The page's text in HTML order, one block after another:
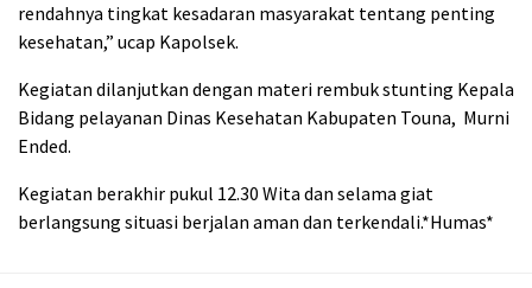
rendahnya tingkat kesadaran masyarakat tentang penting
kesehatan,” ucap Kapolsek.
Kegiatan dilanjutkan dengan materi rembuk stunting Kepala
Bidang pelayanan Dinas Kesehatan Kabupaten Touna, Murni
Ended.
Kegiatan berakhir pukul 12.30 Wita dan selama giat
berlangsung situasi berjalan aman dan terkendali.*Humas*